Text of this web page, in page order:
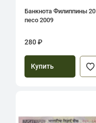
Банкнота Филиппины 20
песо 2009
280 ₽
Купить